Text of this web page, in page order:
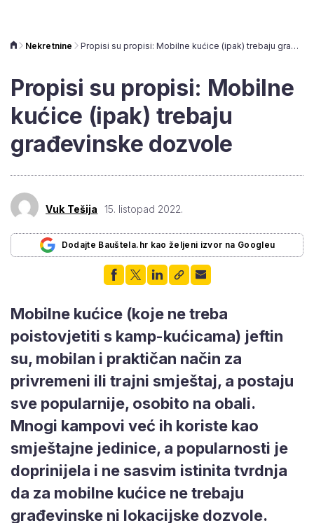
Nekretnine Propisi su propisi: Mobilne kućice (ipak) trebaju građevinske dozvole
Propisi su propisi: Mobilne
kućice (ipak) trebaju
građevinske dozvole
Vuk Tešija 15. listopad 2022.
Dodajte Bauštela.hr kao željeni izvor na Googleu
Mobilne kućice (koje ne treba
poistovjetiti s kamp-kućicama) jeftin
su, mobilan i praktičan način za
privremeni ili trajni smještaj, a postaju
sve popularnije, osobito na obali.
Mnogi kampovi već ih koriste kao
smještajne jedinice, a popularnosti je
doprinijela i ne sasvim istinita tvrdnja
da za mobilne kućice ne trebaju
građevinske ni lokacijske dozvole.